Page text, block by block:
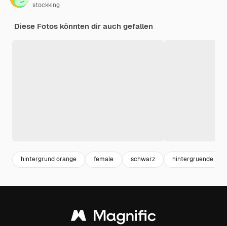
stockking
Diese Fotos könnten dir auch gefallen
hintergrund orange female schwarz hintergruende